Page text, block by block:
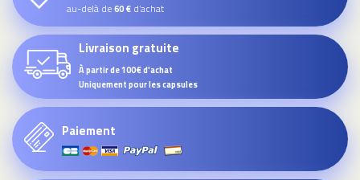
au-delà de60 € d’achat
Livraison gratuite
À partir de 100€ d'achat
Uniquement pour les capsules
Paiement